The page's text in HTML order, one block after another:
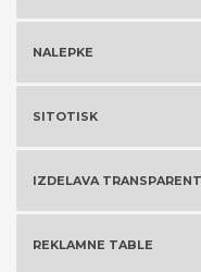
NALEPKE
SITOTISK
IZDELAVA
REKLAMNE TABLE